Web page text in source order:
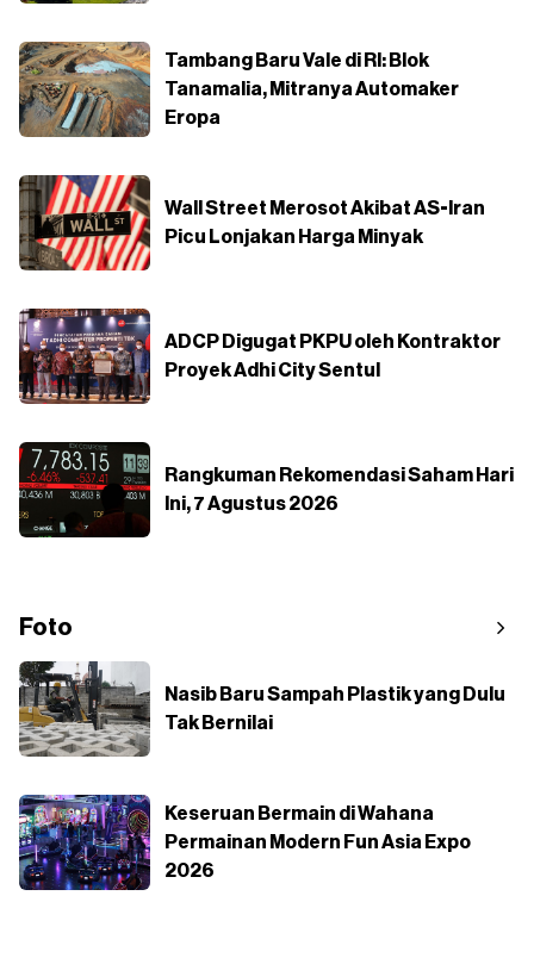
Tambang Baru Vale di RI: Blok
Tanamalia, Mitranya Automaker
Eropa
Wall Street Merosot Akibat AS-Iran
Picu Lonjakan Harga Minyak
ADCP Digugat PKPU oleh Kontraktor
Proyek Adhi City Sentul
Rangkuman Rekomendasi Saham Hari
Ini, 7 Agustus 2026
Foto
Nasib Baru Sampah Plastik yang Dulu
Tak Bernilai
Keseruan Bermain di Wahana
Permainan Modern Fun Asia Expo
2026